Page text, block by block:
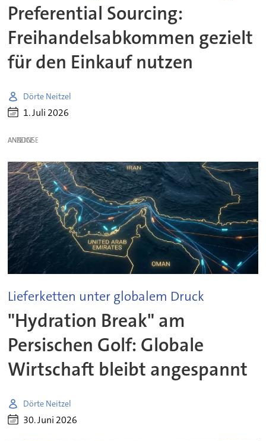
Preferential Sourcing:
Freihandelsabkommen gezielt
für den Einkauf nutzen
Dörte Neitzel
1. Juli 2026
ANZEIGE
Lieferketten unter globalem Druck
"Hydration Break" am
Persischen Golf: Globale
Wirtschaft bleibt angespannt
Dörte Neitzel
30. Juni 2026